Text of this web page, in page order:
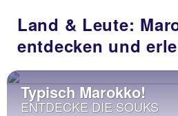
Land & Leute:
entdecken und
Typisch Marokko!
ENTDECKE DIE SOUKS